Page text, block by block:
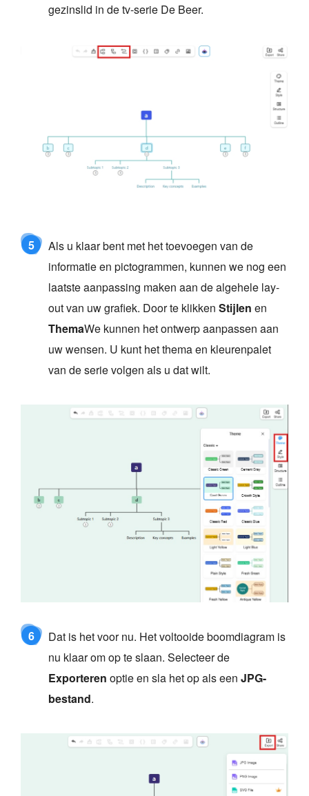
gezinslid in de tv-serie De Beer.
5
Als u klaar bent met het toevoegen van de
informatie en pictogrammen, kunnen we nog een
laatste aanpassing maken aan de algehele lay-
out van uw grafiek. Door te klikken Stijlen en
ThemaWe kunnen het ontwerp aanpassen aan
uw wensen. U kunt het thema en kleurenpalet
van de serie volgen als u dat wilt.
6
Dat is het voor nu. Het voltooide boomdiagram is
nu klaar om op te slaan. Selecteer de
Exporteren optie en sla het op als een JPG-
bestand.